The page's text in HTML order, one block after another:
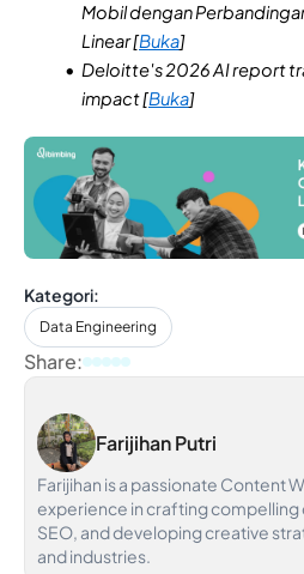
Mobil dengan
Linear [Buka]
Deloitte's 2026 AI report
impact [Buka]
Kategori:
Data Engineering
Share:
Farijihan Putri
Farijihan is a passionate Content
experience in crafting
SEO, and developing creative
and industries.